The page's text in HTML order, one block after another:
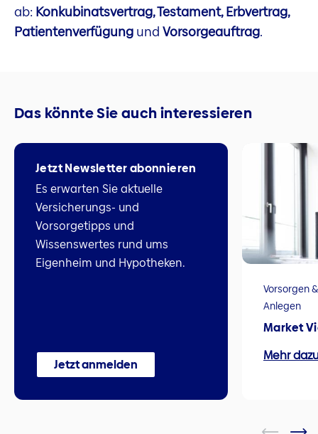
ab: Konkubinatsvertrag, Testament, Erbvertrag,
Patientenverfügung und Vorsorgeauftrag.
Das könnte Sie auch interessieren
Jetzt Newsletter abonnieren
Es erwarten Sie aktuelle
Versicherungs- und
Vorsorgetipps und
Wissenswertes rund ums
Eigenheim und Hypotheken.
Jetzt anmelden
Vorsorgen &
Anlegen
Market
Mehr